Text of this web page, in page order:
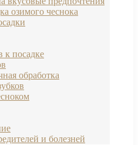
озимого чеснока
к посадке
обработка
и болезней